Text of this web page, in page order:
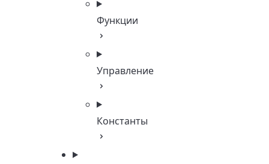
Функции
Управление
Константы